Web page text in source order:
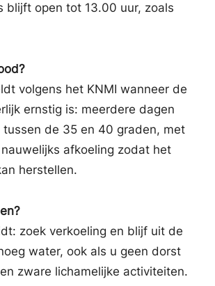
blijft open tot 13.00 uur, zoals
volgens het KNMI wanneer de
ernstig is: meerdere dagen
de 35 en 40 graden, met
afkoeling zodat het
herstellen.
zoek verkoeling en blijf uit de
water, ook als u geen dorst
zware lichamelijke activiteiten.